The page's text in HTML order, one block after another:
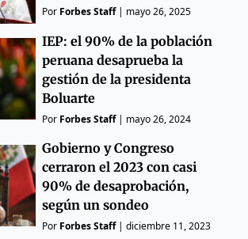
Por Forbes Staff| mayo 26, 2025
IEP: el 90% de la población
peruana desaprueba la
gestión de la presidenta
Boluarte
Por Forbes Staff| mayo 26, 2024
Gobierno y Congreso
cerraron el 2023 con casi
90% de desaprobación,
según un sondeo
Por Forbes Staff|diciembre 11, 2023